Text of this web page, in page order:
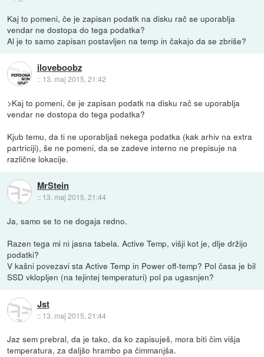
Kaj to pomeni, če je zapisan podatk na disku rač se uporablja
vendar ne dostopa do tega podatka?
Al je to samo zapisan postavljen na temp in čakajo da se zbriše?
iloveboobz
:: 13. maj 2015, 21:42
>Kaj to pomeni, če je zapisan podatk na disku rač se uporablja
vendar ne dostopa do tega podatka?
Kjub temu, da ti ne uporabljaš nekega podatka (kak arhiv na extra
partriciji), še ne pomeni, da se zadeve interno ne prepisuje na
različne lokacije.
MrStein
:: 13. maj 2015, 21:44
Ja, samo se to ne dogaja redno.
Razen tega mi ni jasna tabela. Active Temp, višji kot je, dlje držijo
podatki?
V kašni povezavi sta Active Temp in Power off-temp? Pol časa je bil
SSD vklopljen (na tejintej temperaturi) pol pa ugasnjen?
Jst
:: 13. maj 2015, 21:44
Jaz sem prebral, da je tako, da ko zapisuješ, mora biti čim višja
temperatura, za daljšo hrambo pa čimmanjša.